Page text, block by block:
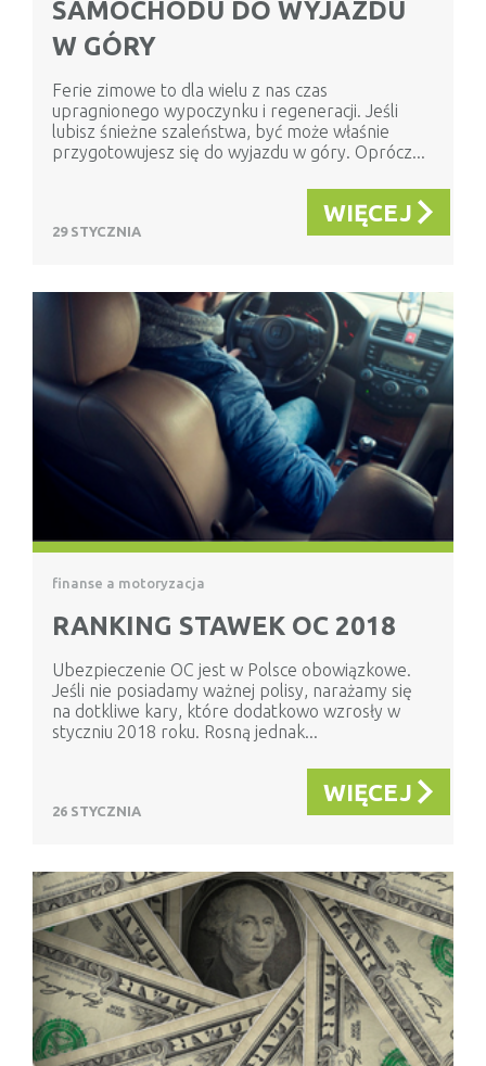
SAMOCHODU DO WYJAZDU
W GÓRY
Ferie zimowe to dla wielu z nas czas
upragnionego wypoczynku i regeneracji. Jeśli
lubisz śnieżne szaleństwa, być może właśnie
przygotowujesz się do wyjazdu w góry. Oprócz...
29 STYCZNIA
WIĘCEJ
finanse a motoryzacja
RANKING STAWEK OC 2018
Ubezpieczenie OC jest w Polsce obowiązkowe.
Jeśli nie posiadamy ważnej polisy, narażamy się
na dotkliwe kary, które dodatkowo wzrosły w
styczniu 2018 roku. Rosną jednak...
26 STYCZNIA
WIĘCEJ